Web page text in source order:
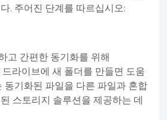
. 주어진 단계를 따르십시오:
고 간편한 동기화를 위해
드라이브에 새 폴더를 만들면 도움
동기화된 파일을 다른 파일과 혼합
스토리지 솔루션을 제공하는 데